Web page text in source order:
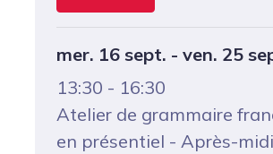
mer. 16 sept. - ven. 25
13:30 - 16:30
Atelier de grammaire
en présentiel - Après-